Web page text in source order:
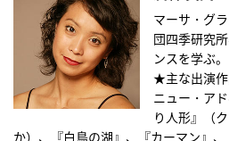
マーサ・グ
団四季研究
ンスを学ぶ。
★主な出演作
ニュー・ア
り人形』（
か）、『白鳥の湖』、『カーマン』